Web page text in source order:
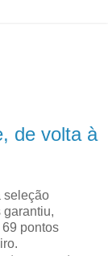
de volta à
seleção
garantiu,
pontos